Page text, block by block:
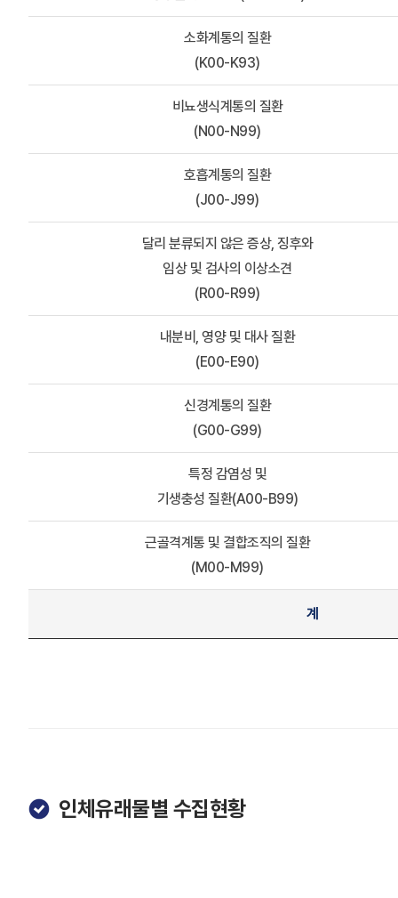
소화계통의 질환
(K00-K93)
비뇨생식계통의 질환
(N00-N99)
호흡계통의 질환
(J00-J99)
달리 분류되지 않은 증상, 징후와
임상 및 검사의 이상소견
(R00-R99)
내분비, 영양 및 대사 질환
(E00-E90)
신경계통의 질환
(G00-G99)
특정 감염성 및
기생충성 질환(A00-B99)
근골격계통 및 결합조직의 질환
(M00-M99)
계
인체유래물별 수집현황